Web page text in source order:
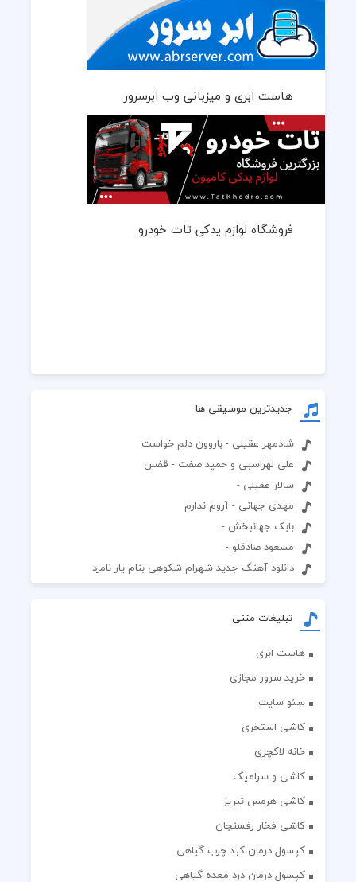
هاست ابری و میزبانی وب ابرسرور
فروشگاه لوازم یدکی تات خودرو
جدیدترین موسیقی ها
شادمهر عقیلی - باروون دلم خواست
علی لهراسبی و حمید صفت - قفس
سالار عقیلی -
مهدی جهانی - آروم ندارم
بابک جهانبخش -
مسعود صادقلو -
دانلود آهنگ جدید شهرام شکوهی بنام یار نامرد
تبلیغات متنی
هاست ابری
خرید سرور مجازی
سئو سایت
کاشی استخری
خانه لاکچری
کاشی و سرامیک
کاشی هرمس تبریز
کاشی فخار رفسنجان
کپسول درمان کبد چرب گیاهی
کپسول درمان درد معده گیاهی